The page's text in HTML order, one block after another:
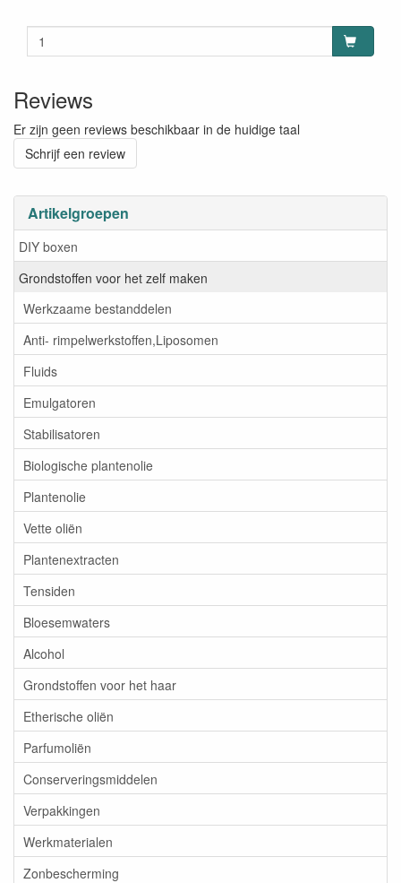
Artikelgroepen
DIY boxen
Grondstoffen voor het zelf maken
Werkzaame bestanddelen
Anti- rimpelwerkstoffen,Liposomen
Fluids
Emulgatoren
Stabilisatoren
Biologische plantenolie
Plantenolie
Vette oliën
Plantenextracten
Tensiden
Bloesemwaters
Alcohol
Grondstoffen voor het haar
Etherische oliën
Parfumoliën
Conserveringsmiddelen
Verpakkingen
Werkmaterialen
Zonbescherming
Reviews
Er zijn geen reviews beschikbaar in de huidige taal
Schrijf een review